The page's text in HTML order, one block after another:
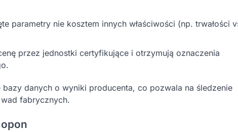
parametry nie kosztem innych właściwości (np. trwałości
przez jednostki certyfikujące i otrzymują oznaczenia
danych o wyniki producenta, co pozwala na śledzenie
fabrycznych.